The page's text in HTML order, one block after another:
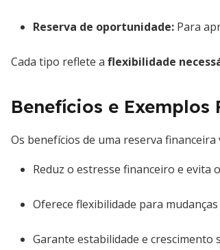
Reserva de oportunidade: Para
Cada tipo reflete a flexibilidade
Benefícios e Exemplos
Os benefícios de uma reserva
Reduz o estresse financeiro e evita
Oferece flexibilidade para
Garante estabilidade e crescimento